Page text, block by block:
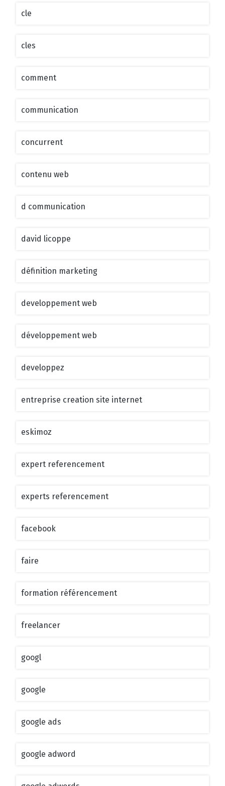
cle
cles
comment
communication
concurrent
contenu web
d communication
david licoppe
définition marketing
developpement web
développement web
developpez
entreprise creation site internet
eskimoz
expert referencement
experts referencement
facebook
faire
formation référencement
freelancer
googl
google
google ads
google adword